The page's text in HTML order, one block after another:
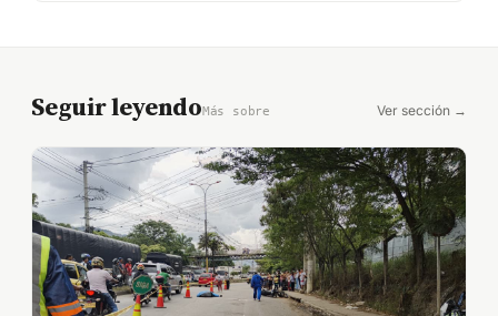
Seguir leyendoMás sobre Ver sección →